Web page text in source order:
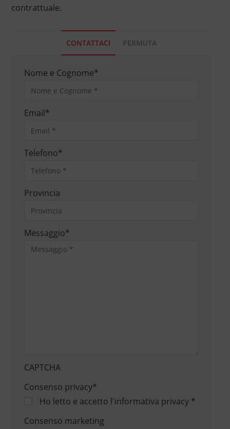
contrattuale.
CONTATTACI PERMUTA
Nome e Cognome*
Email*
Telefono*
Provincia
Messaggio*
CAPTCHA
Consenso privacy*
Ho letto e accetto l'informativa privacy*
Consenso marketing